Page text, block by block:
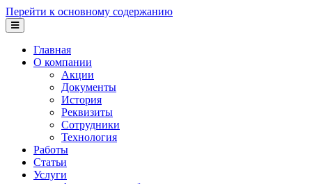
Перейти к основному содержанию
Главная
О компании
Акции
Документы
История
Реквизиты
Сотрудники
Технология
Работы
Статьи
Услуги